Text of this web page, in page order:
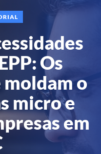
Os
moldam o
micro e
em